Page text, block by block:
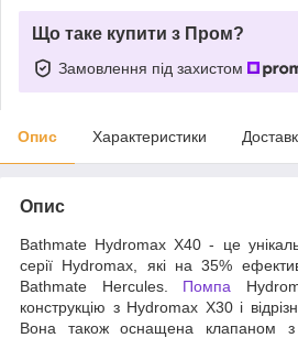
Що таке купити з Пром?
Замовлення під захистом
Опис Характеристики
Опис
Bathmate Hydromax X40 - це
серії Hydromax, які на 35%
Bathmate Hercules. Помпа
конструкцію з Hydromax X30 і
Вона також оснащена клапаном з